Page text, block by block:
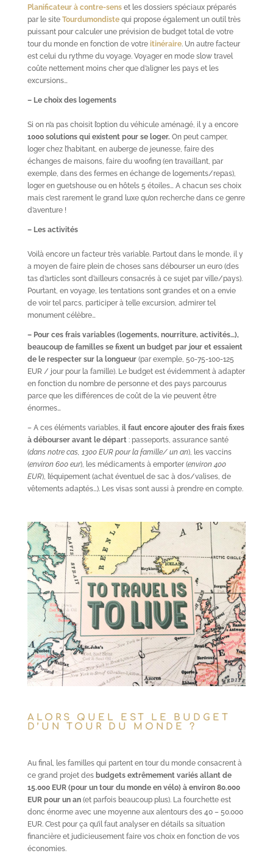
Planificateur à contre-senset les dossiers spéciaux préparés
par le site Tourdumondistequi propose également un outil très
puissant pour calculer une prévision de budget total de votre
tour du monde en fonction de votre itinéraire. Un autre facteur
est celui du rythme du voyage. Voyager en mode slow travel
coûte nettement moins cher que d’aligner les pays et les
excursions…
– Le choix des logements
Si on n’a pas choisit l’option du véhicule aménagé, il y a encore
1000 solutions qui existent pour se loger. On peut camper,
loger chez l’habitant, en auberge de jeunesse, faire des
échanges de maisons, faire du woofing (en travaillant, par
exemple, dans des fermes en échange de logements/repas),
loger en guetshouse ou en hôtels 5 étoiles… A chacun ses choix
mais c’est rarement le grand luxe qu’on recherche dans ce genre
d’aventure !
– Les activités
Voilà encore un facteur très variable. Partout dans le monde, il y
a moyen de faire plein de choses sans débourser un euro (des
tas d’articles sont d’ailleurs consacrés à ce sujet par ville/pays).
Pourtant, en voyage, les tentations sont grandes et on a envie
de voir tel parcs, participer à telle excursion, admirer tel
monument célèbre…
– Pour ces frais variables (logements, nourriture, activités…),
beaucoup de familles se fixent un budget par jour et essaient
de le respecter sur la longueur(par exemple, 50-75-100-125
EUR / jour pour la famille). Le budget est évidemment à adapter
en fonction du nombre de personne et des pays parcourus
parce que les différences de coût de la vie peuvent être
énormes…
– A ces éléments variables, il faut encore ajouter des frais fixes
à débourser avant le départ: passeports, assurance santé
(dans notre cas, 1300 EUR pour la famille/ un an), les vaccins
(environ 600 eur), les médicaments à emporter (environ 400
EUR), l’équipement (achat éventuel de sac à dos/valises, de
vêtements adaptés…). Les visas sont aussi à prendre en compte.
ALORS QUEL EST LE BUDGET
D’UN TOUR DU MONDE ?
Au final, les familles qui partent en tour du monde consacrent à
ce grand projet des budgets extrêmement variés allant de
15.000 EUR (pour un tour du monde en vélo) à environ 80.000
EUR pour un an(et parfois beaucoup plus). La fourchette est
donc énorme avec une moyenne aux alentours des 40 – 50.000
EUR. C’est pour ça qu’il faut analyser en détails sa situation
financière et judicieusement faire vos choix en fonction de vos
économies.